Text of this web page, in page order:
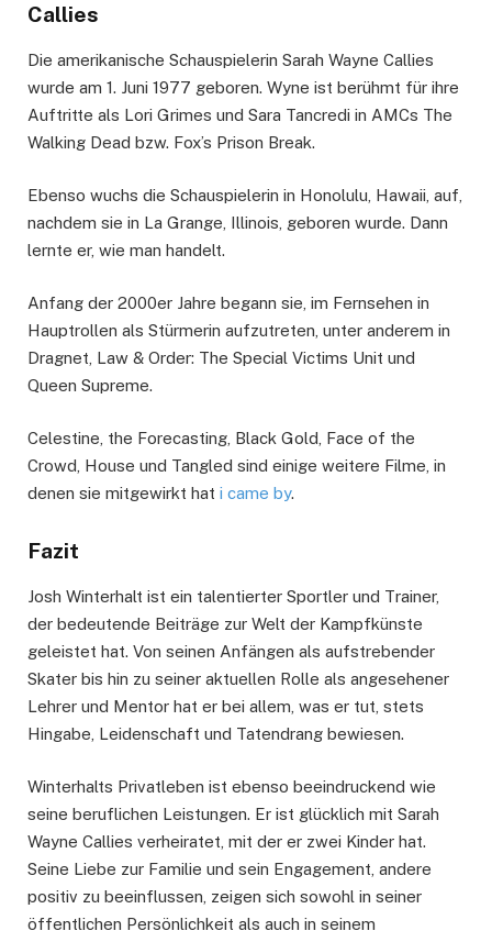
Callies
Die amerikanische Schauspielerin Sarah Wayne Callies
wurde am 1. Juni 1977 geboren. Wyne ist berühmt für ihre
Auftritte als Lori Grimes und Sara Tancredi in AMCs The
Walking Dead bzw. Fox’s Prison Break.
Ebenso wuchs die Schauspielerin in Honolulu, Hawaii, auf,
nachdem sie in La Grange, Illinois, geboren wurde. Dann
lernte er, wie man handelt.
Anfang der 2000er Jahre begann sie, im Fernsehen in
Hauptrollen als Stürmerin aufzutreten, unter anderem in
Dragnet, Law & Order: The Special Victims Unit und
Queen Supreme.
Celestine, the Forecasting, Black Gold, Face of the
Crowd, House und Tangled sind einige weitere Filme, in
denen sie mitgewirkt hat i came by.
Fazit
Josh Winterhalt ist ein talentierter Sportler und Trainer,
der bedeutende Beiträge zur Welt der Kampfkünste
geleistet hat. Von seinen Anfängen als aufstrebender
Skater bis hin zu seiner aktuellen Rolle als angesehener
Lehrer und Mentor hat er bei allem, was er tut, stets
Hingabe, Leidenschaft und Tatendrang bewiesen.
Winterhalts Privatleben ist ebenso beeindruckend wie
seine beruflichen Leistungen. Er ist glücklich mit Sarah
Wayne Callies verheiratet, mit der er zwei Kinder hat.
Seine Liebe zur Familie und sein Engagement, andere
positiv zu beeinflussen, zeigen sich sowohl in seiner
öffentlichen Persönlichkeit als auch in seinem